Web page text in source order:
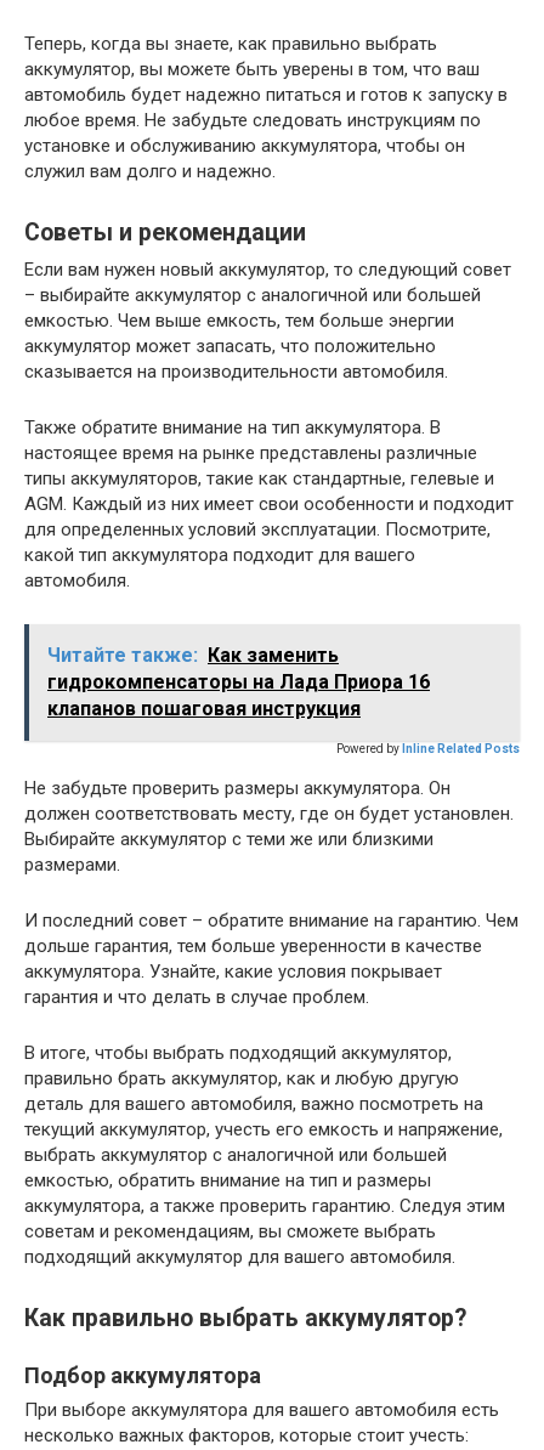
Теперь, когда вы знаете, как правильно выбрать
аккумулятор, вы можете быть уверены в том, что ваш
автомобиль будет надежно питаться и готов к запуску в
любое время. Не забудьте следовать инструкциям по
установке и обслуживанию аккумулятора, чтобы он
служил вам долго и надежно.
Советы и рекомендации
Если вам нужен новый аккумулятор, то следующий совет
– выбирайте аккумулятор с аналогичной или большей
емкостью. Чем выше емкость, тем больше энергии
аккумулятор может запасать, что положительно
сказывается на производительности автомобиля.
Также обратите внимание на тип аккумулятора. В
настоящее время на рынке представлены различные
типы аккумуляторов, такие как стандартные, гелевые и
AGM. Каждый из них имеет свои особенности и подходит
для определенных условий эксплуатации. Посмотрите,
какой тип аккумулятора подходит для вашего
автомобиля.
Читайте также: Как заменить
гидрокомпенсаторы на Лада Приора 16
клапанов пошаговая инструкция
Powered by Inline Related Posts
Не забудьте проверить размеры аккумулятора. Он
должен соответствовать месту, где он будет установлен.
Выбирайте аккумулятор с теми же или близкими
размерами.
И последний совет – обратите внимание на гарантию. Чем
дольше гарантия, тем больше уверенности в качестве
аккумулятора. Узнайте, какие условия покрывает
гарантия и что делать в случае проблем.
В итоге, чтобы выбрать подходящий аккумулятор,
правильно брать аккумулятор, как и любую другую
деталь для вашего автомобиля, важно посмотреть на
текущий аккумулятор, учесть его емкость и напряжение,
выбрать аккумулятор с аналогичной или большей
емкостью, обратить внимание на тип и размеры
аккумулятора, а также проверить гарантию. Следуя этим
советам и рекомендациям, вы сможете выбрать
подходящий аккумулятор для вашего автомобиля.
Как правильно выбрать аккумулятор?
Подбор аккумулятора
При выборе аккумулятора для вашего автомобиля есть
несколько важных факторов, которые стоит учесть: